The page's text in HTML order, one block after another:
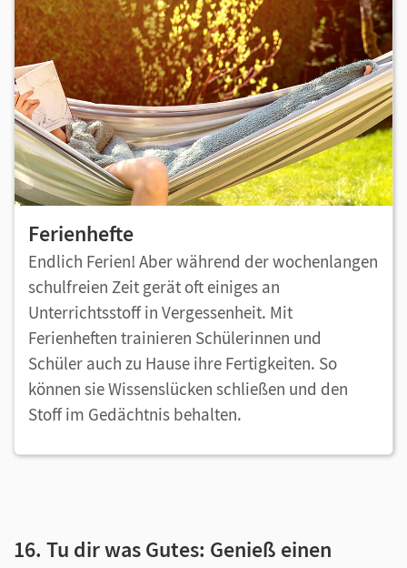
Ferienhefte
Endlich Ferien! Aber während der wochenlangen
schulfreien Zeit gerät oft einiges an
Unterrichtsstoff in Vergessenheit. Mit
Ferienheften trainieren Schülerinnen und
Schüler auch zu Hause ihre Fertigkeiten. So
können sie Wissenslücken schließen und den
Stoff im Gedächtnis behalten.
16. Tu dir was Gutes: Genieß einen